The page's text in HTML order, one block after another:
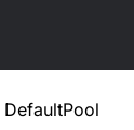
DefaultPool